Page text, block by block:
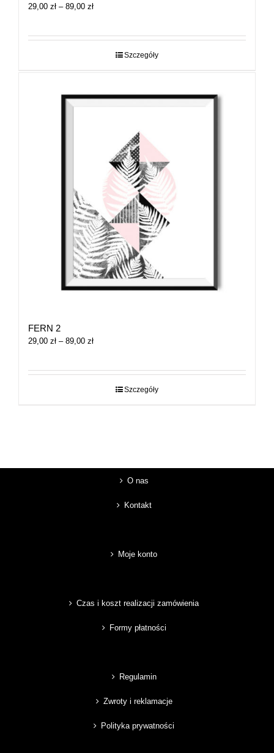
29,00 zł – 89,00 złZakres
29,00 zł
Szczegóły
FERN 2
29,00 zł – 89,00 złZakres
29,00 zł
Szczegóły
O nas
Kontakt
Moje konto
Czas i koszt realizacji zamówienia
Formy płatności
Regulamin
Zwroty i reklamacje
Polityka prywatności